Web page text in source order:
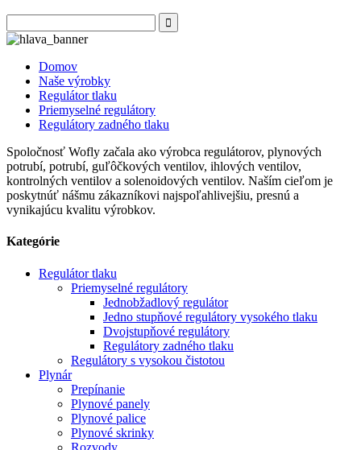
Domov
Naše výrobky
Regulátor tlaku
Priemyselné regulátory
Regulátory zadného tlaku
Spoločnosť Wofly začala ako výrobca regulátorov, plynových
potrubí, potrubí, guľôčkových ventilov, ihlových ventilov,
kontrolných ventilov a solenoidových ventilov. Naším cieľom je
poskytnúť nášmu zákazníkovi najspoľahlivejšiu, presnú a
vynikajúcu kvalitu výrobkov.
Kategórie
Regulátor tlaku
Priemyselné regulátory
Jednobžadlový regulátor
Jedno stupňové regulátory vysokého tlaku
Dvojstupňové regulátory
Regulátory zadného tlaku
Regulátory s vysokou čistotou
Plynár
Prepínanie
Plynové panely
Plynové palice
Plynové skrinky
Rozvody